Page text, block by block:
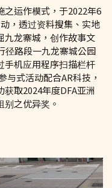
运作模式，于2022年6
，透过资料搜集、实地
九龙寨城，创作故事文
径路段一九龙寨城公园
手机应用程序扫描栏杆
与式活动配合AR科技，
取2024年度DFA亚洲
之优异奖。